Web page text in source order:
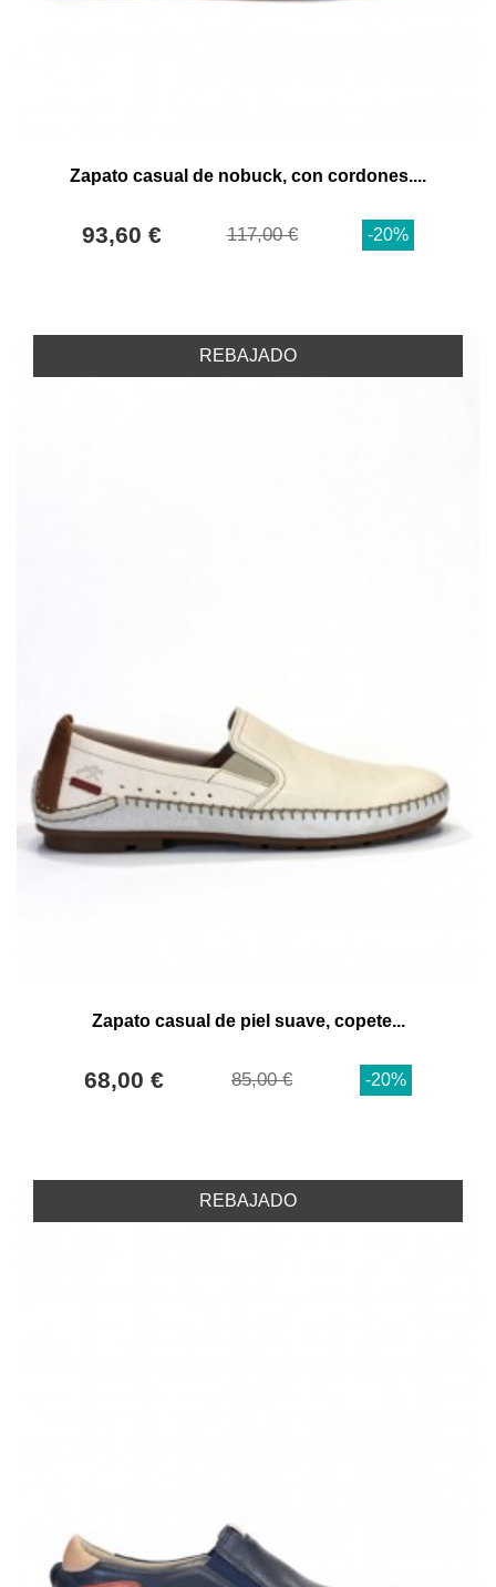
Zapato casual de nobuck, con cordones....
93,60 € 117,00 € -20%
REBAJADO
Zapato casual de piel suave, copete...
68,00 € 85,00 € -20%
REBAJADO